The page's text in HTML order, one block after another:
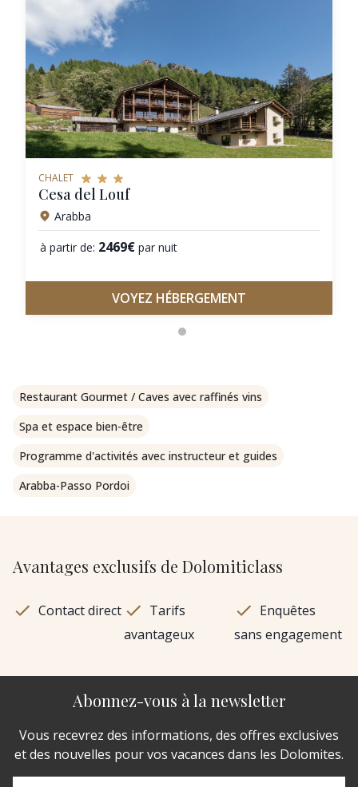
CHALET
Cesa del Louf
Arabba
à partir de: 2469€ par nuit
VOYEZ HÉBERGEMENT
Restaurant Gourmet / Caves avec raffinés vins
Spa et espace bien-être
Programme d'activités avec instructeur et guides
Arabba-Passo Pordoi
Avantages exclusifs de Dolomiticlass
Contact direct
Tarifs
avantageux
Enquêtes
sans engagement
Abonnez-vous à la newsletter
Vous recevrez des informations, des offres exclusives
et des nouvelles pour vos vacances dans les Dolomites.